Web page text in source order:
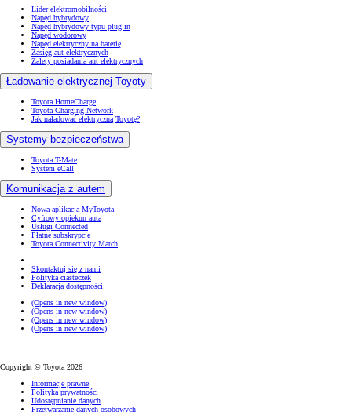
Lider elektromobilności
Napęd hybrydowy
Napęd hybrydowy typu plug-in
Napęd wodorowy
Napęd elektryczny na baterię
Zasięg aut elektrycznych
Zalety posiadania aut elektrycznych
Ładowanie elektrycznej Toyoty
Toyota HomeCharge
Toyota Charging Network
Jak naładować elektryczną Toyotę?
Systemy bezpieczeństwa
Toyota T-Mate
System eCall
Komunikacja z autem
Nowa aplikacja MyToyota
Cyfrowy opiekun auta
Usługi Connected
Płatne subskrypcje
Toyota Connectivity Match
Skontaktuj się z nami
Polityka ciasteczek
Deklaracja dostępności
(Opens in new window)
(Opens in new window)
(Opens in new window)
(Opens in new window)
Copyright © Toyota 2026
Informacje prawne
Polityka prywatności
Udostępnianie danych
Przetwarzanie danych osobowych